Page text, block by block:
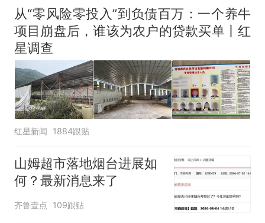
官方通报
热 那个在床头放菜刀的女孩，
因老师一句“跟我回家”改写了
从“零风险零投入”到负债百万：一个养牛
项目崩盘后，谁该为农户的贷款买单丨红
星调查
红星新闻 1884跟贴
山姆超市落地烟台进展如
何？最新消息来了
齐鲁壹点 109跟贴